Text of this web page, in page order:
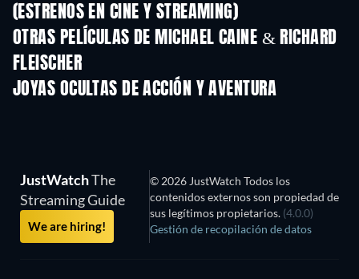
(ESTRENOS EN CINE Y STREAMING)
OTRAS PELÍCULAS DE MICHAEL CAINE & RICHARD
FLEISCHER
JOYAS OCULTAS DE ACCIÓN Y AVENTURA
TV
JustWatchThe
Streaming Guide
We are hiring!
© 2026 JustWatch Todos los
contenidos externos son propiedad de
sus legítimos propietarios. (4.0.0)
Gestión de recopilación de datos